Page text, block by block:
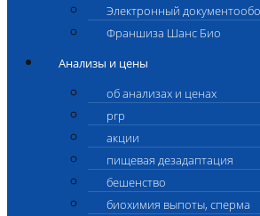
Электронный
Франшиза Шанс Био
Анализы и цены
об анализах и ценах
prp
акции
пищевая дезадаптация
бешенство
биохимия выпоты, сперма